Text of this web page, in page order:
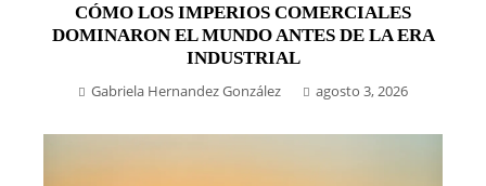
CÓMO LOS IMPERIOS COMERCIALES
DOMINARON EL MUNDO ANTES DE LA ERA
INDUSTRIAL
Gabriela Hernandez González agosto 3, 2026